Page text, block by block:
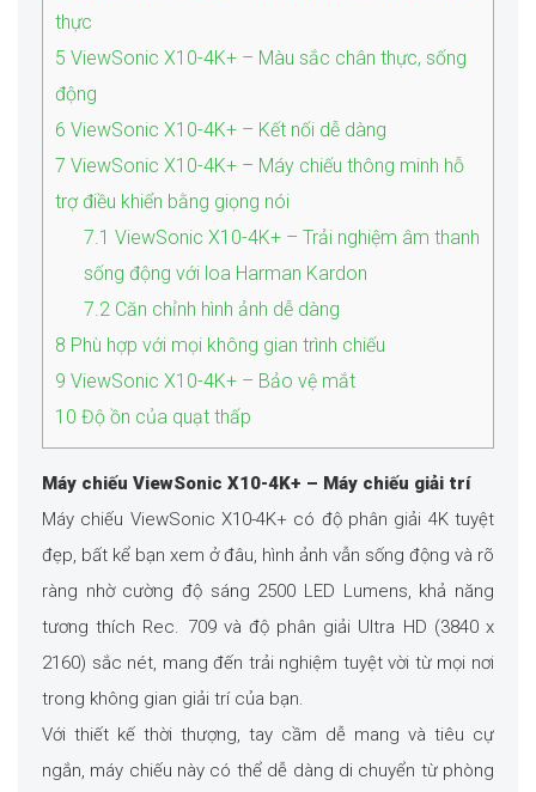
thực
5 ViewSonic X10-4K+ – Màu sắc chân thực, sống
động
6 ViewSonic X10-4K+ – Kết nối dễ dàng
7 ViewSonic X10-4K+ – Máy chiếu thông minh hỗ
trợ điều khiển bằng giọng nói
7.1 ViewSonic X10-4K+ – Trải nghiệm âm thanh
sống động với loa Harman Kardon
7.2 Căn chỉnh hình ảnh dễ dàng
8 Phù hợp với mọi không gian trình chiếu
9 ViewSonic X10-4K+ – Bảo vệ mắt
10 Độ ồn của quạt thấp
Máy chiếu ViewSonic X10-4K+ – Máy chiếu giải trí
Máy chiếu ViewSonic X10-4K+ có độ phân giải 4K tuyệt
đẹp, bất kể bạn xem ở đâu, hình ảnh vẫn sống động và rõ
ràng nhờ cường độ sáng 2500 LED Lumens, khả năng
tương thích Rec. 709 và độ phân giải Ultra HD (3840 x
2160) sắc nét, mang đến trải nghiệm tuyệt vời từ mọi nơi
trong không gian giải trí của bạn.
Với thiết kế thời thượng, tay cầm dễ mang và tiêu cự
ngắn, máy chiếu này có thể dễ dàng di chuyển từ phòng